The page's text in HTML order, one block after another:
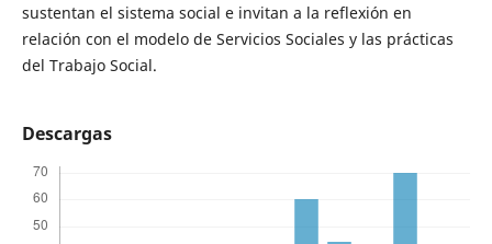
sustentan el sistema social e invitan a la reflexión en
relación con el modelo de Servicios Sociales y las prácticas
del Trabajo Social.
Descargas